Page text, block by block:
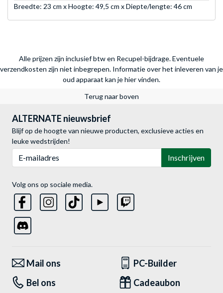
Breedte: 23 cm x Hoogte: 49,5 cm x Diepte/lengte: 46 cm
Alle prijzen zijn inclusief btw en Recupel-bijdrage. Eventuele
verzendkosten zijn niet inbegrepen. Informatie over het inleveren van je
oud apparaat kan je hier vinden.
Terug naar boven
ALTERNATE nieuwsbrief
Blijf op de hoogte van nieuwe producten, exclusieve acties en
leuke wedstrijden!
Inschrijven
Volg ons op sociale media.
Mail ons
PC-Builder
Bel ons
Cadeaubon